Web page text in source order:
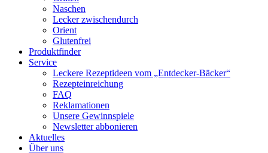
Naschen
Lecker zwischendurch
Orient
Glutenfrei
Produktfinder
Service
Leckere Rezeptideen vom „Entdecker-Bäcker“
Rezepteinreichung
FAQ
Reklamationen
Unsere Gewinnspiele
Newsletter abbonieren
Aktuelles
Über uns